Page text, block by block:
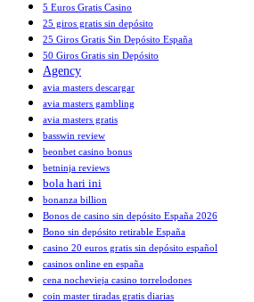
5 Euros Gratis Casino
25 giros gratis sin depósito
25 Giros Gratis Sin Depósito España
50 Giros Gratis sin Depósito
Agency
avia masters descargar
avia masters gambling
avia masters gratis
basswin review
beonbet casino bonus
betninja reviews
bola hari ini
bonanza billion
Bonos de casino sin depósito España 2026
Bono sin depósito retirable España
casino 20 euros gratis sin depósito español
casinos online en españa
cena nochevieja casino torrelodones
coin master tiradas gratis diarias